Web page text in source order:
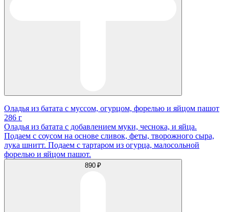
Оладья из батата с муссом, огурцом, форелью и яйцом пашот
286 г
Оладья из батата с добавлением муки, чеснока, и яйца.
Подаем с соусом на основе сливок, феты, творожного сыра,
лука шнитт. Подаем с тартаром из огурца, малосольной
форелью и яйцом пашот.
890 ₽